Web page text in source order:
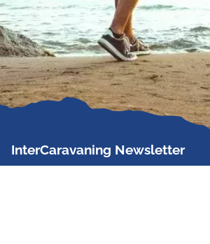
InterCaravaning Newsletter